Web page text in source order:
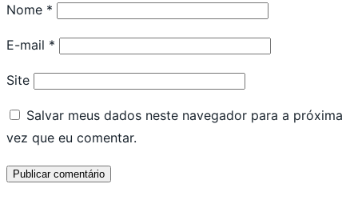
Nome *
E-mail *
Site
Salvar meus dados neste navegador para a próxima
vez que eu comentar.